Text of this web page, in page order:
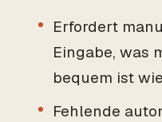
Erfordert
Eingabe, was
bequem ist
Fehlende